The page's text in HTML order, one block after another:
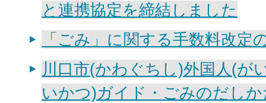
と連携協定を締結しました
「ごみ」に関する手数料改定
川口市(かわぐちし)外国人(が
いかつ)ガイド・ごみのだし